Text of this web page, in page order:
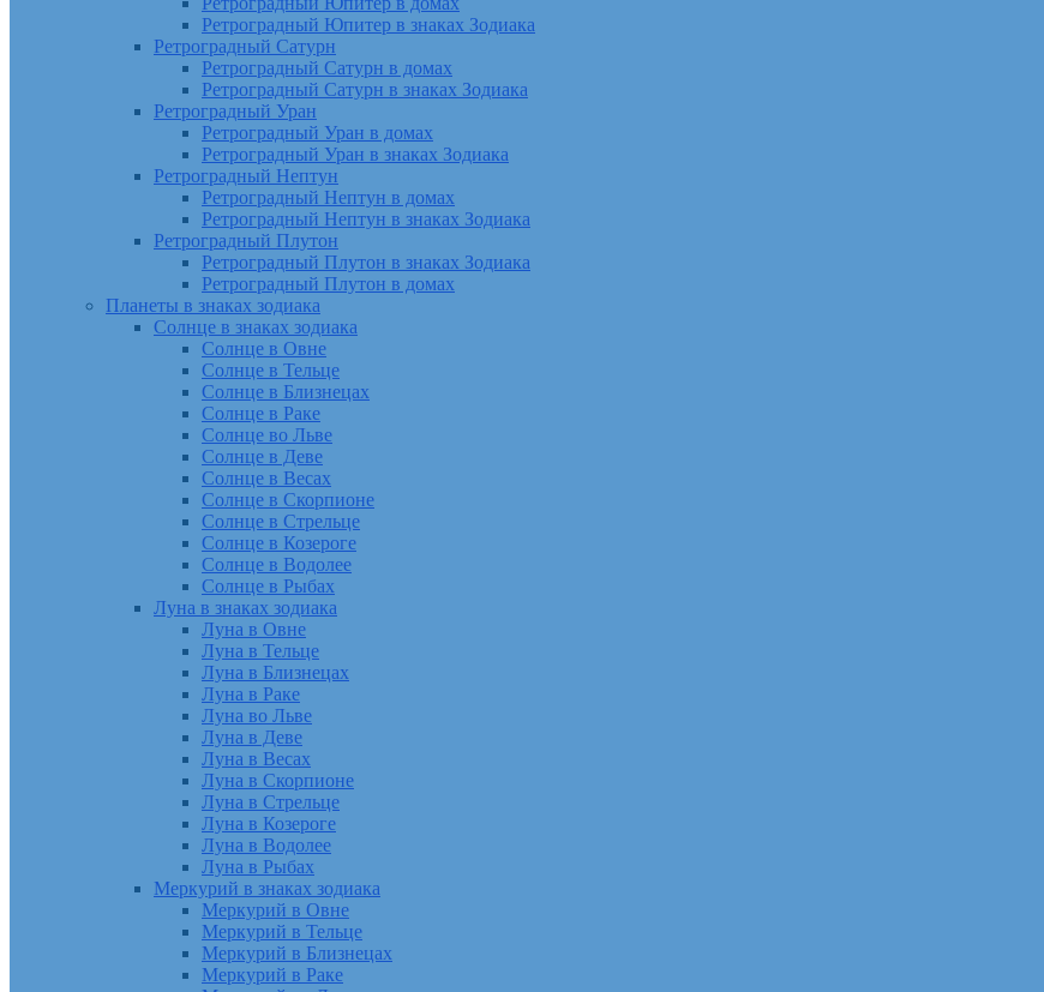
Ретроградный Юпитер в знаках Зодиака
Ретроградный Сатурн
Ретроградный Сатурн в домах
Ретроградный Сатурн в знаках Зодиака
Ретроградный Уран
Ретроградный Уран в домах
Ретроградный Уран в знаках Зодиака
Ретроградный Нептун
Ретроградный Нептун в домах
Ретроградный Нептун в знаках Зодиака
Ретроградный Плутон
Ретроградный Плутон в знаках Зодиака
Ретроградный Плутон в домах
Планеты в знаках зодиака
Солнце в знаках зодиака
Солнце в Овне
Солнце в Тельце
Солнце в Близнецах
Солнце в Раке
Солнце во Льве
Солнце в Деве
Солнце в Весах
Солнце в Скорпионе
Солнце в Стрельце
Солнце в Козероге
Солнце в Водолее
Солнце в Рыбах
Луна в знаках зодиака
Луна в Овне
Луна в Тельце
Луна в Близнецах
Луна в Раке
Луна во Льве
Луна в Деве
Луна в Весах
Луна в Скорпионе
Луна в Стрельце
Луна в Козероге
Луна в Водолее
Луна в Рыбах
Меркурий в знаках зодиака
Меркурий в Овне
Меркурий в Тельце
Меркурий в Близнецах
Меркурий в Раке